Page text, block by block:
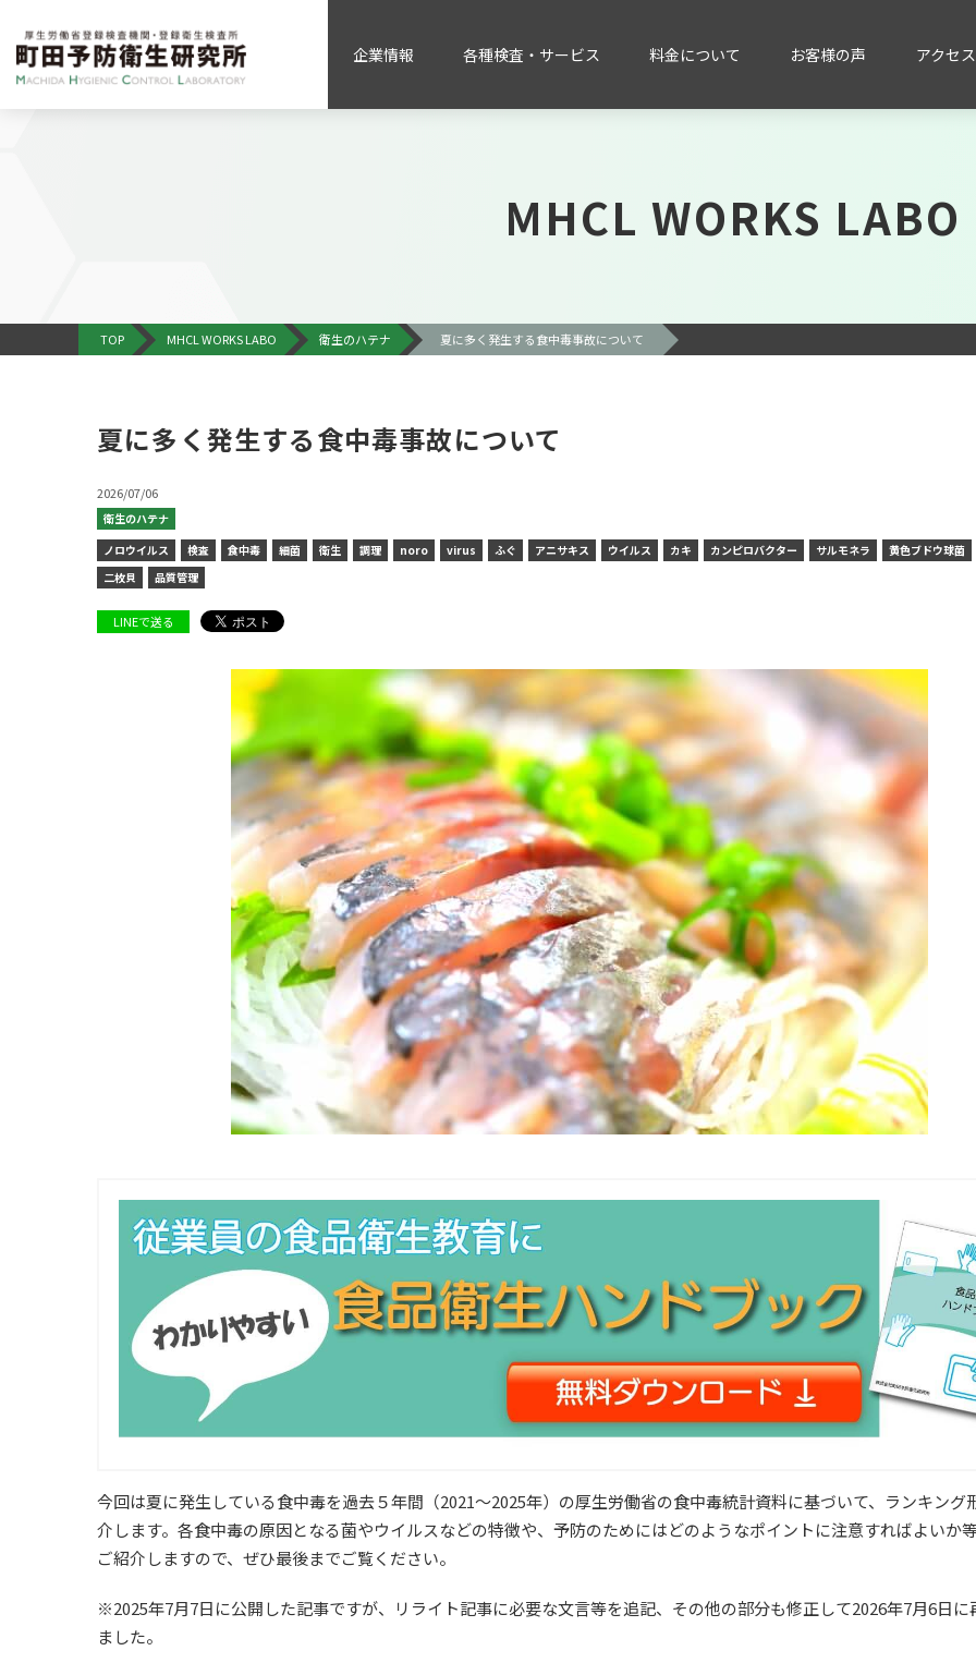
企業情報 各種検査・サービス 料金について お客様の声 アクセス
MHCL WORKS LABO
TOP MHCL WORKS LABO 衛生のハテナ 夏に多く発生する食中毒事故について
夏に多く発生する食中毒事故について
2026/07/06
衛生のハテナ
ノロウイルス
検査 食中毒 細菌 衛生 調理 noro virus ふぐ アニサキス ウイルス カキ カンピロバクター サルモネラ
黄色ブドウ球菌
二枚貝
品質管理
LINEで送る
今回は夏に発生している食中毒を過去５年間（2021～2025年）の厚生労働省の食中毒統計資料に基づいて、ランキング
介します。各食中毒の原因となる菌やウイルスなどの特徴や、予防のためにはどのようなポイントに注意すればよいか
ご紹介しますので、ぜひ最後までご覧ください。
※2025年7月7日に公開した記事ですが、リライト記事に必要な文言等を追記、その他の部分も修正して2026年7月6日に
ました。